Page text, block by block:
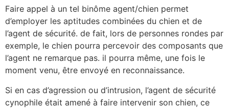
Faire appel à un tel binôme agent/chien permet
d’employer les aptitudes combinées du chien et de
l’agent de sécurité. de fait, lors de personnes rondes par
exemple, le chien pourra percevoir des composants que
l’agent ne remarque pas. il pourra même, une fois le
moment venu, être envoyé en reconnaissance.
Si en cas d’agression ou d’intrusion, l’agent de sécurité
cynophile était amené à faire intervenir son chien, ce